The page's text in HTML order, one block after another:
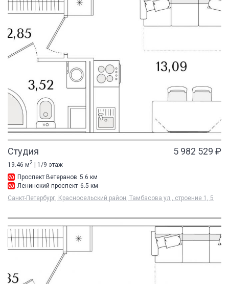
Студия 5 982 529 ₽
19.46 м2
| 1/9 этаж
Проспект Ветеранов 5.6 км
Ленинский проспект 6.5 км
Санкт-Петербург, Красносельский район, Тамбасова ул., строение 1, 5